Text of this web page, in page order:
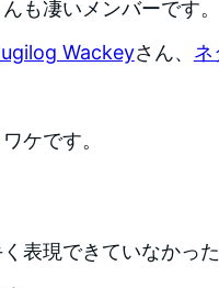
も凄いメンバーです
Wackeyさん、 ネ
ケです。
表現できていなかっ